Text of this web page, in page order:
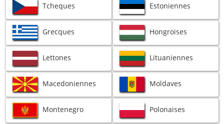
Tcheques Estoniennes
Grecques Hongroises
Lettones Lituaniennes
Macedoniennes Moldaves
Montenegro Polonaises